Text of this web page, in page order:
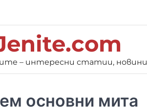
– интересни статии, новини
основни мита